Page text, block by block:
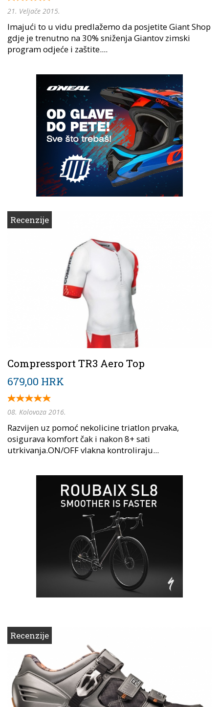
21. Veljače 2015.
Imajući to u vidu predlažemo da posjetite Giant Shop
gdje je trenutno na 30% sniženja Giantov zimski
program odjeće i zaštite....
Recenzije
Compressport TR3 Aero Top
679,00 HRK
08. Kolovoza 2016.
Razvijen uz pomoć nekolicine triatlon prvaka,
osigurava komfort čak i nakon 8+ sati
utrkivanja.ON/OFF vlakna kontroliraju...
Recenzije